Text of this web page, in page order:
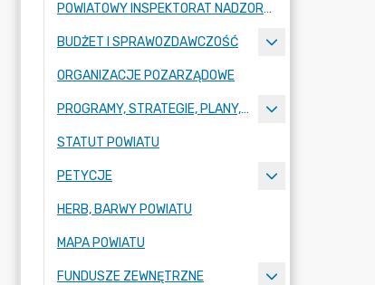
POWIATOWY INSPEKTORAT NADZORU BUDOWLANEGO
BUDŻET I SPRAWOZDAWCZOŚĆ
ORGANIZACJE POZARZĄDOWE
PROGRAMY, STRATEGIE, PLANY, RAPORTY
STATUT POWIATU
PETYCJE
HERB, BARWY POWIATU
MAPA POWIATU
FUNDUSZE ZEWNĘTRZNE